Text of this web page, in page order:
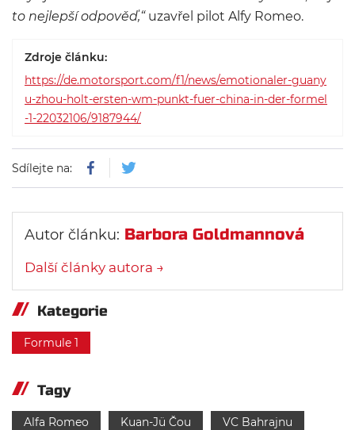
to nejlepší odpověď,“ uzavřel pilot Alfy Romeo.
Zdroje článku:
https://de.motorsport.com/f1/news/emotionaler-guany
u-zhou-holt-ersten-wm-punkt-fuer-china-in-der-formel
-1-22032106/9187944/
Sdílejte na:
Autor článku: Barbora Goldmannová
Další články autora →
Kategorie
Formule 1
Tagy
Alfa Romeo Kuan-Jü Čou VC Bahrajnu